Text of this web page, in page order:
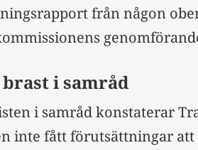
från någon
i samråd
i samråd konstaterar
inte fått förutsättningar